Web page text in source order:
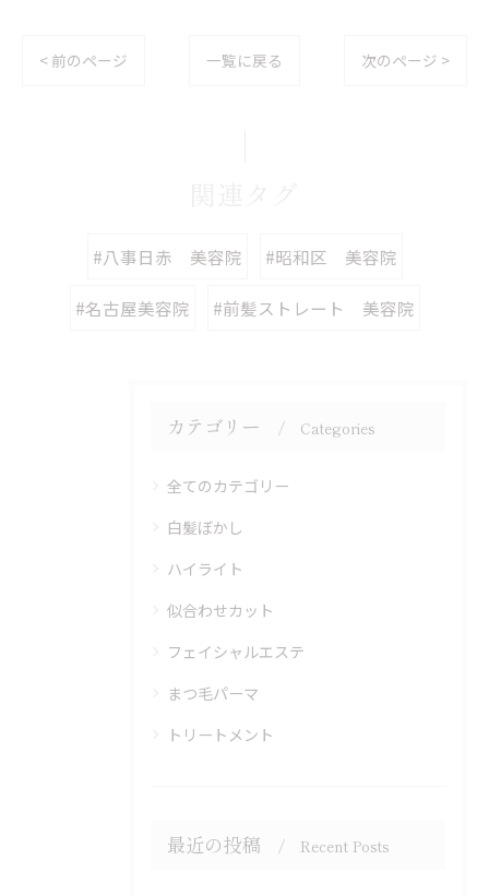
< 前のページ 一覧に戻る 次のページ >
#八事日赤 美容院 #昭和区 美容院
#名古屋美容院 #前髪ストレート 美容院
カテゴリー Categories
全てのカテゴリー
白髪ぼかし
ハイライト
似合わせカット
フェイシャルエステ
まつ毛パーマ
トリートメント
最近の投稿 Recent Posts